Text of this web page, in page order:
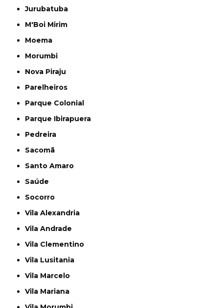
Jurubatuba
M'Boi Mirim
Moema
Morumbi
Nova Piraju
Parelheiros
Parque Colonial
Parque Ibirapuera
Pedreira
Sacomã
Santo Amaro
Saúde
Socorro
Vila Alexandria
Vila Andrade
Vila Clementino
Vila Lusitania
Vila Marcelo
Vila Mariana